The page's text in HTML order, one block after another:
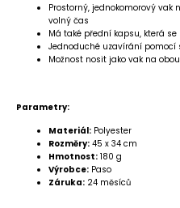
Prostorný, jednokomorový vak
volný čas
Má také přední kapsu, která
Jednoduché uzavírání pomocí
Možnost nosit jako vak na
Parametry:
Materiál: Polyester
Rozměry: 45 x 34 cm
Hmotnost: 180 g
Výrobce: Paso
Záruka: 24 měsíců